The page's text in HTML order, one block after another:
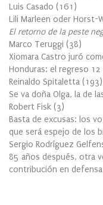
Luis Casado (161 )
Lili Marleen oder Horst-
El retorno de la peste
Marco Teruggi (38)
Xiomara Castro juró
Honduras: el regreso 12
Reinaldo Spitaletta (193)
Se va doña Olga, la de
Robert Fisk (3)
Basta de excusas: los
que será espejo de los
Sergio Rodríguez
85 años después, otra
contribución en defensa